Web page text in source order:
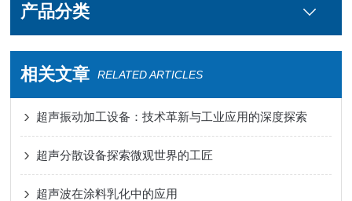
产品分类
相关文章 RELATED ARTICLES
超声振动加工设备：技术革新与工业应用的深度探索
超声分散设备探索微观世界的工匠
超声波在涂料乳化中的应用